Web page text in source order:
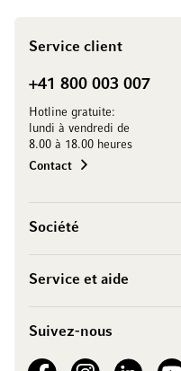
Service client
+41 800 003 007
Hotline gratuite:
lundi à vendredi de
8.00 à 18.00 heures
Contact
Société
Service et aide
Suivez-nous
See our FacebookSee our Instagram account
See our See